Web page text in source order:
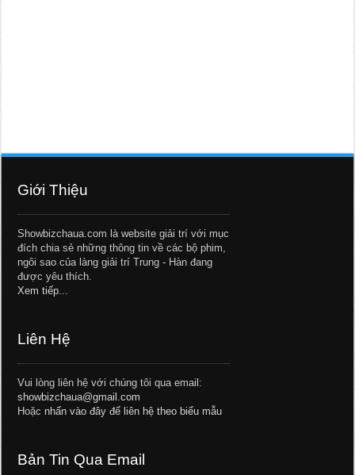
Giới Thiệu
Showbizchaua.com là website giải trí với mục
đích chia sẻ những thông tin về các bộ phim,
ngôi sao của làng giải trí Trung - Hàn đang
được yêu thích.
Xem tiếp...
Liên Hệ
Vui lòng liên hệ với chúng tôi qua email:
showbizchaua@gmail.com
Hoặc nhấn vào đây để liên hệ theo biểu mẫu
Bản Tin Qua Email